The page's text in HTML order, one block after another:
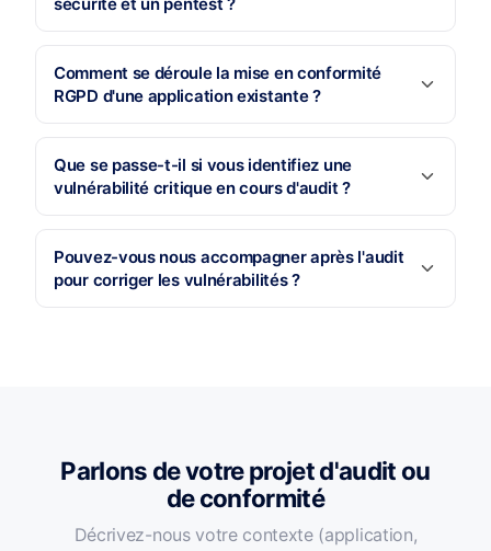
Comment se déroule la mise en conformité
RGPD d'une application existante ?
Que se passe-t-il si vous identifiez une
vulnérabilité critique en cours d'audit ?
Pouvez-vous nous accompagner après l'audit
pour corriger les vulnérabilités ?
Parlons de votre projet d'audit ou
de conformité
Décrivez-nous votre contexte (application,